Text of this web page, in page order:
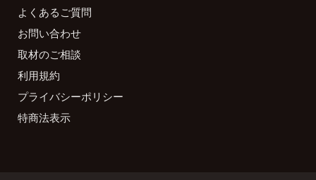
よくあるご質問
お問い合わせ
取材のご相談
利用規約
プライバシーポリシー
特商法表示